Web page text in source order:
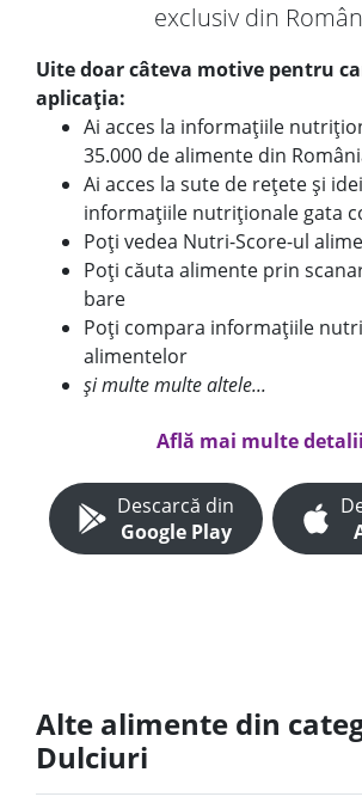
exclusiv din
Uite doar câteva motive pentru
aplicația:
Ai acces la informațiile
35.000 de alimente din
Ai acces la sute de rețete și
informațiile nutriționale gata
Poți vedea Nutri-Score-ul
Poți căuta alimente prin
bare
Poți compara informațiile
alimentelor
și multe multe altele...
Află mai multe detalii
Descarcă din
Google Play
Alte alimente din
Dulciuri